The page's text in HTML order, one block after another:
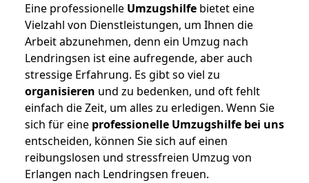
Eine professionelle Umzugshilfe bietet eine
Vielzahl von Dienstleistungen, um Ihnen die
Arbeit abzunehmen, denn ein Umzug nach
Lendringsen ist eine aufregende, aber auch
stressige Erfahrung. Es gibt so viel zu
organisieren und zu bedenken, und oft fehlt
einfach die Zeit, um alles zu erledigen. Wenn Sie
sich für eine professionelle Umzugshilfe bei uns
entscheiden, können Sie sich auf einen
reibungslosen und stressfreien Umzug von
Erlangen nach Lendringsen freuen.